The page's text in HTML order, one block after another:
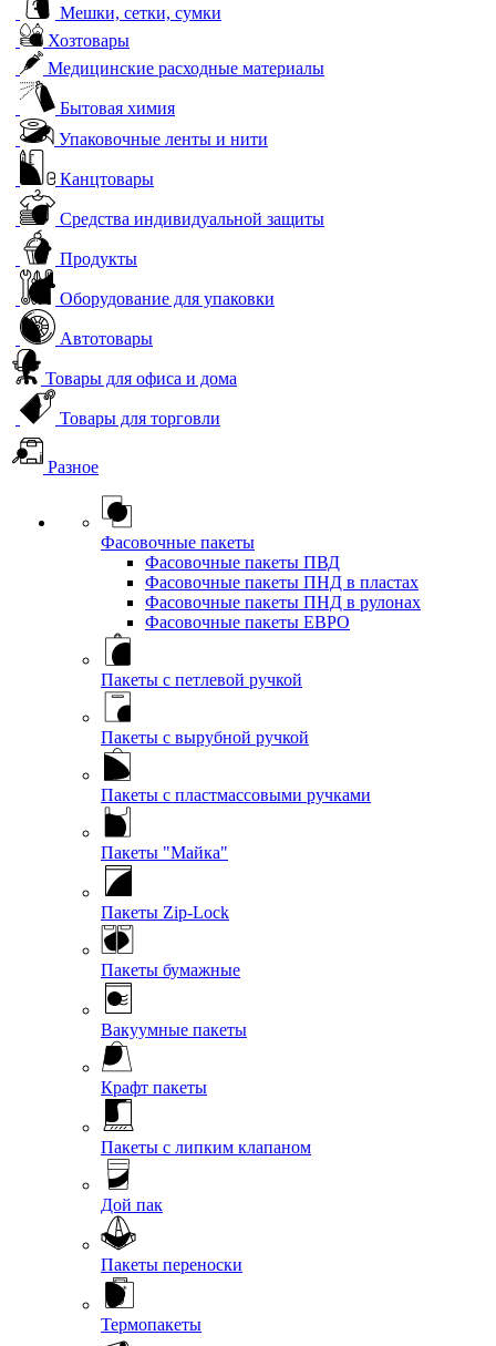
Мешки, сетки, сумки
Хозтовары
Медицинские расходные материалы
Бытовая химия
Упаковочные ленты и нити
Канцтовары
Средства индивидуальной защиты
Продукты
Оборудование для упаковки
Автотовары
Товары для офиса и дома
Товары для торговли
Разное
Фасовочные пакеты
Фасовочные пакеты ПВД
Фасовочные пакеты ПНД в пластах
Фасовочные пакеты ПНД в рулонах
Фасовочные пакеты ЕВРО
Пакеты с петлевой ручкой
Пакеты с вырубной ручкой
Пакеты с пластмассовыми ручками
Пакеты "Майка"
Пакеты Zip-Lock
Пакеты бумажные
Вакуумные пакеты
Крафт пакеты
Пакеты с липким клапаном
Дой пак
Пакеты переноски
Термопакеты